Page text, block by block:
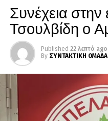
Συνέχεια
Τσουλβίδη ο
Published 22 λεπτά ago
By ΣΥΝΤΑΚΤΙΚΗ ΟΜΑΔΑ